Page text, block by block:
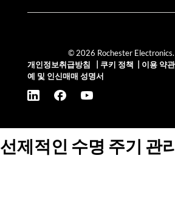
© 2026 Rochester
개인정보취급방침
쿠키 정책 이용 약관
예 및 인신매매 성명서
선제적인 수명 주기 관